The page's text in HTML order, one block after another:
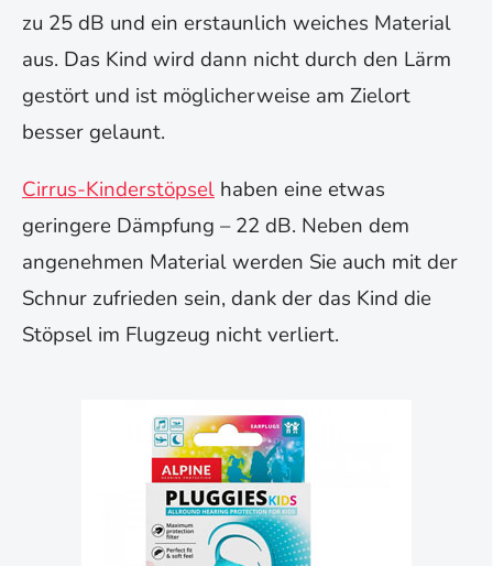
zu 25 dB und ein erstaunlich weiches Material
aus. Das Kind wird dann nicht durch den Lärm
gestört und ist möglicherweise am Zielort
besser gelaunt.
Cirrus-Kinderstöpsel haben eine etwas
geringere Dämpfung – 22 dB. Neben dem
angenehmen Material werden Sie auch mit der
Schnur zufrieden sein, dank der das Kind die
Stöpsel im Flugzeug nicht verliert.